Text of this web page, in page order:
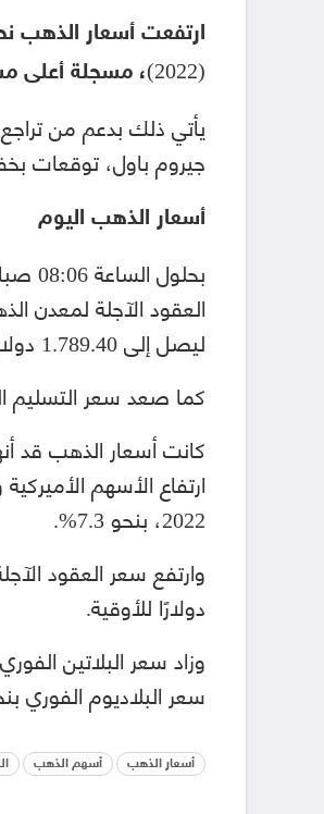
(2022)، مسجلة أعلى مستوياتها خلال أسبوعين.
يأتي ذلك بدعم من
جيروم باول، توقعات
أسعار الذهب اليوم
ليصل إلى 1.789.40 دولارًا للأوقية.
كما صعد سعر التسليم الفوري للمعدن
ارتفاع الأسهم
2022، بنحو 7.3%.
دولارًا للأوقية.
سعر البلاديوم الفوري بنحو 1.25%، إلى 1905.98 دولارًا
أسعار الذهب أسهم الذهب